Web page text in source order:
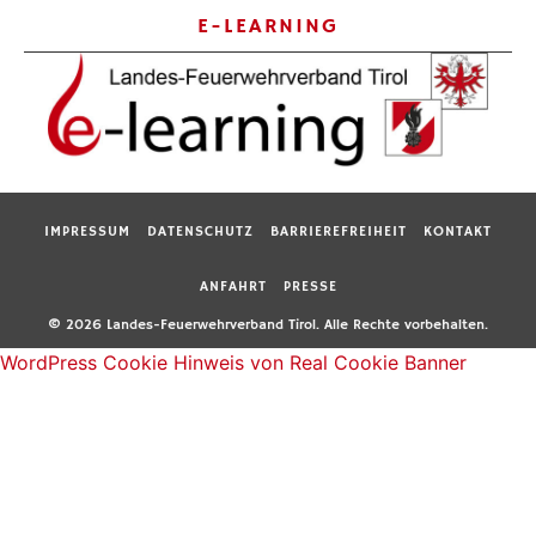
E-LEARNING
IMPRESSUM DATENSCHUTZ BARRIEREFREIHEIT KONTAKT
ANFAHRT PRESSE
© 2026 Landes-Feuerwehrverband Tirol. Alle Rechte vorbehalten.
WordPress Cookie Hinweis von Real Cookie Banner